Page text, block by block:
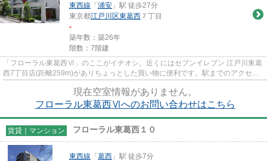
東西線 「 浦安 」駅 徒歩27分
東京都江戸川区東葛西 ７丁目
-
築年数：築26年
階数：7階建
「フローラル東葛西Ⅵ」のここがイチオシ。近くにはセブンイレブン 江戸川東葛
西7丁目店(距離259m)がありちょっとした買い物に便利です。駅までのアクセス
現在空室情報がありません。
フローラル東葛西Ⅵへのお問い合わせはこちら
賃貸｜マンション フローラル東葛西１０
東西線 「 葛西 」駅 徒歩7分